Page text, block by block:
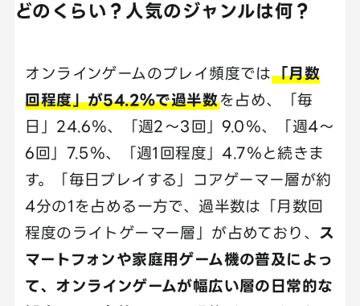
どのくらい？人気のジャンルは何？
オンラインゲームのプレイ頻度では「月数
回程度」が54.2％で過半数を占め、「毎
日」24.6％、「週2〜3回」9.0％、「週4〜
6回」7.5％、「週1回程度」4.7％と続きま
す。「毎日プレイする」コアゲーマー層が約
4分の1を占める一方で、過半数は「月数回
程度のライトゲーマー層」が占めており、 ス
マートフォンや家庭用ゲーム機の普及によっ
て、オンラインゲームが幅広い層の日常的な